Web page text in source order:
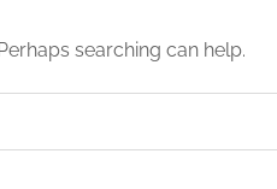
searching can help.